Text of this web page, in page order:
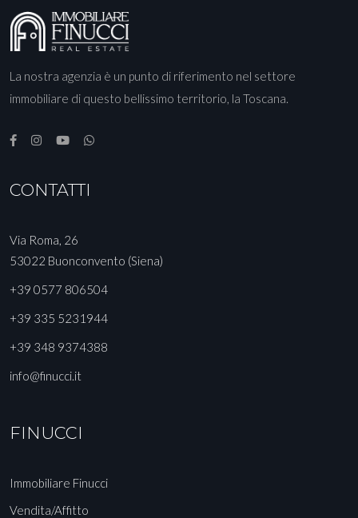
La nostra agenzia è un punto di riferimento nel settore
immobiliare di questo bellissimo territorio, la Toscana.
CONTATTI
Via Roma, 26
53022 Buonconvento (Siena)
+39 0577 806504
+39 335 5231944
+39 348 9374388
info@finucci.it
FINUCCI
Immobiliare Finucci
Vendita/Affitto